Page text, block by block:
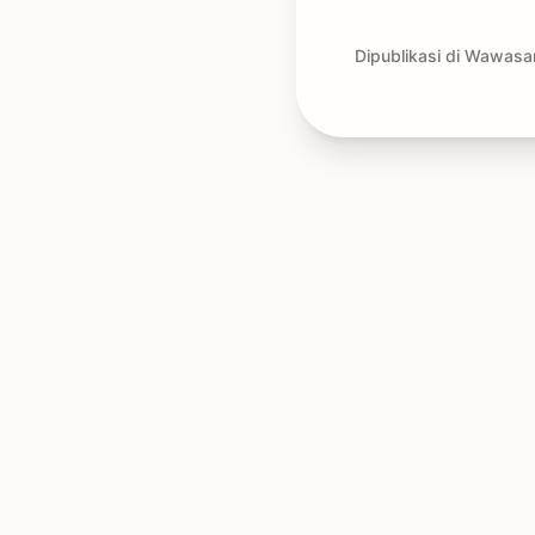
Dipublikasi di